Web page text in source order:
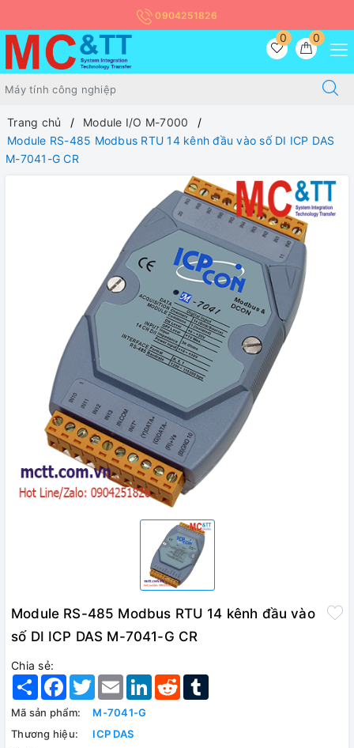
0904251826
0
0
Trang chủ
Module I/O M-7000
Module RS-485 Modbus RTU 14 kênh đầu vào số DI ICP DAS
M-7041-G CR
Module RS-485 Modbus RTU 14 kênh đầu vào
số DI ICP DAS M-7041-G CR
Chia sẻ:
Share Facebook
TwitterEmail LinkedInReddit
Mã sản phẩm:
M-7041-G
Thương hiệu:
ICP DAS